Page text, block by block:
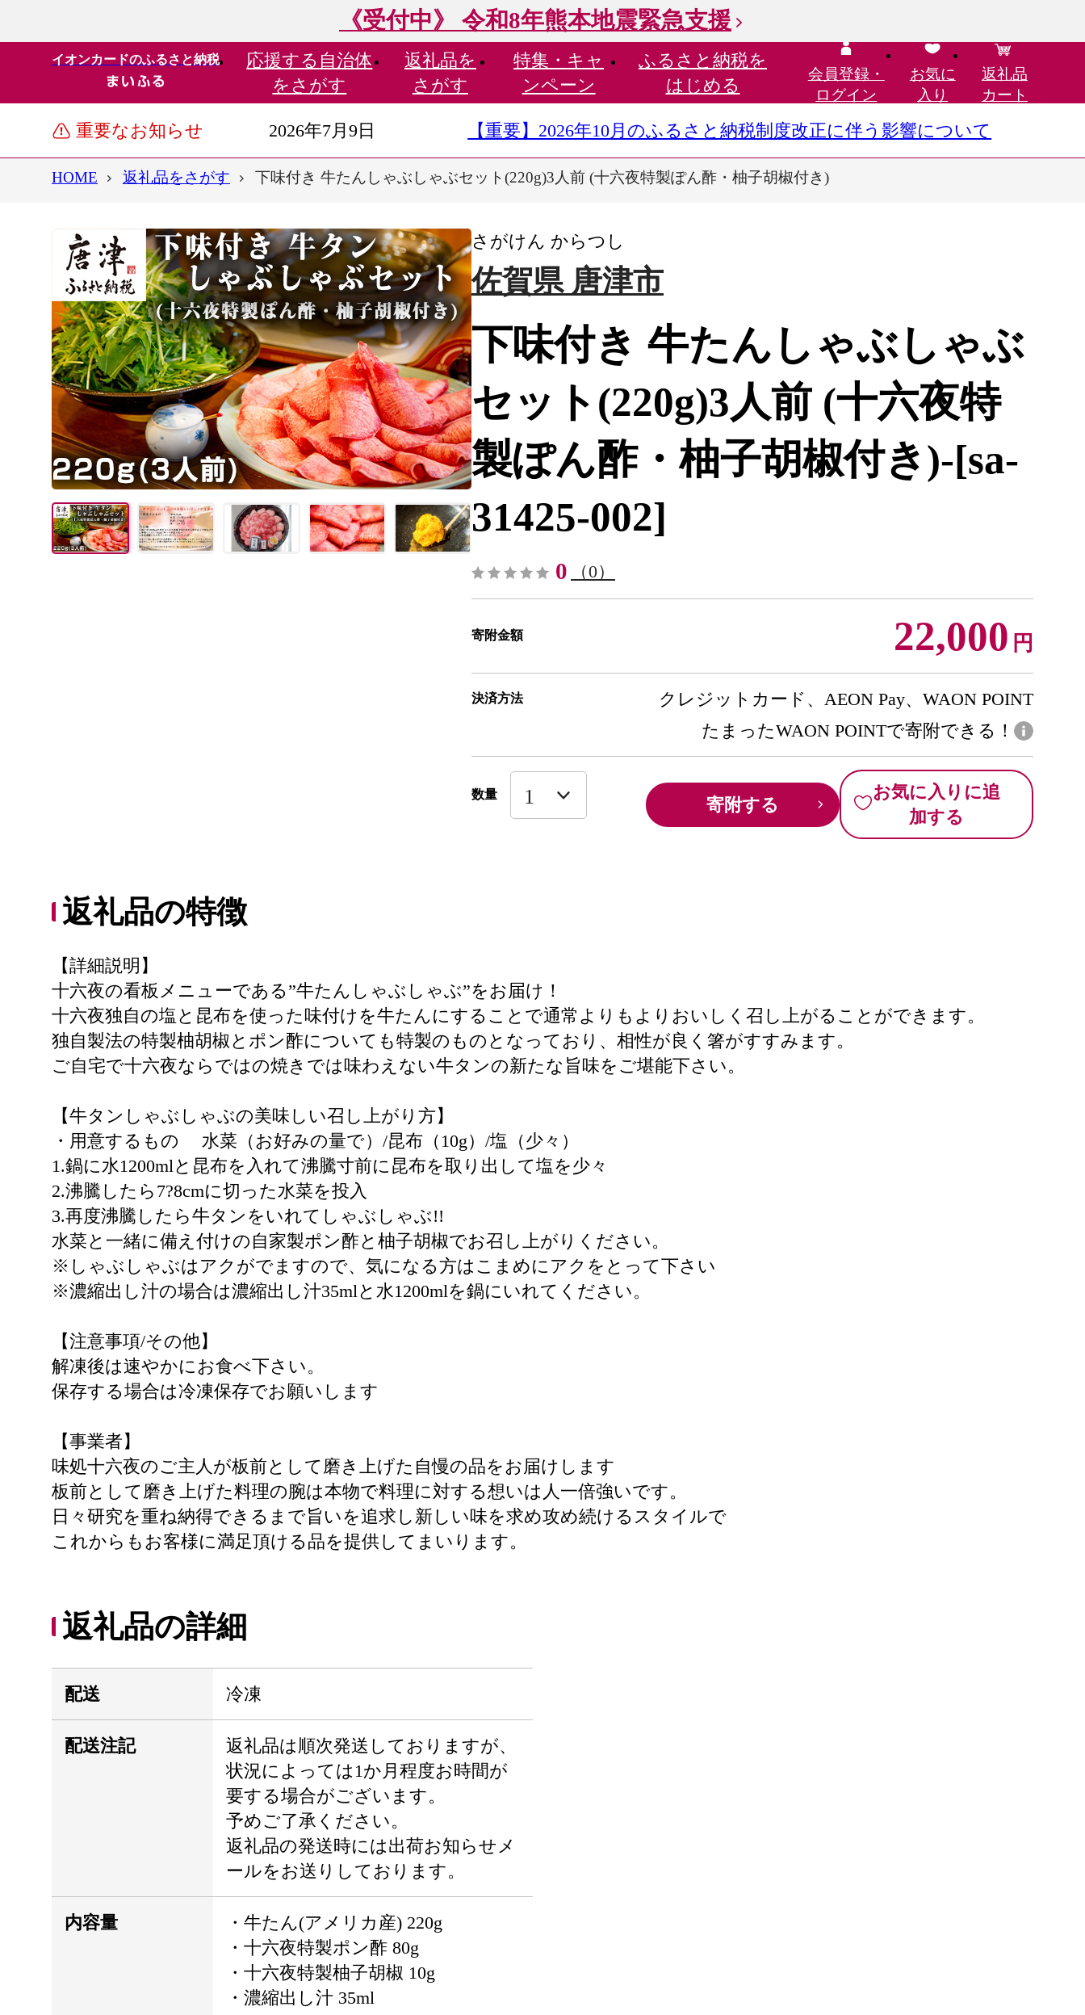
《受付中》 令和8年熊本地震緊急支援
イオンカードのふるさと納税 応援する 自治体
をさがす
返礼品を
さがす
特集・ キャ
ンペーン
ふるさと納税を
はじめる
会員登録・
ログイン
お気に
入り
返礼品
カート
重要なお知らせ 2026年7月9日 【重要】2026年10月のふるさと納税制度改正に伴う影響について
HOME 返礼品をさがす 下味付き 牛たんしゃぶしゃぶセット(220g)3人前 (十六夜特製ぽん酢・柚子胡椒付き)
さがけん からつし
佐賀県 唐津市
下味付き 牛たんしゃぶしゃぶ
セット(220g)3人前 (十六夜特
製ぽん酢・柚子胡椒付き)-[sa-
31425-002]
0 （0）
寄附金額 22,000 円
決済方法
クレジットカード、AEON Pay、WAON POINT
たまったWAON POINTで寄附できる！
数量 寄附する
お気に入りに追
加する
返礼品の特徴
【詳細説明】
十六夜の看板メニューである”牛たんしゃぶしゃぶ”をお届け！
十六夜独自の塩と昆布を使った味付けを牛たんにすることで通常よりもよりおいしく召し上がることができます。
独自製法の特製柚胡椒とポン酢についても特製のものとなっており、相性が良く箸がすすみます。
ご自宅で十六夜ならではの焼きでは味わえない牛タンの新たな旨味をご堪能下さい。
【牛タンしゃぶしゃぶの美味しい召し上がり方】
・用意するもの 水菜（お好みの量で）/昆布（10g）/塩（少々）
1.鍋に水1200mlと昆布を入れて沸騰寸前に昆布を取り出して塩を少々
2.沸騰したら7?8cmに切った水菜を投入
3.再度沸騰したら牛タンをいれてしゃぶしゃぶ!!
水菜と一緒に備え付けの自家製ポン酢と柚子胡椒でお召し上がりください。
※しゃぶしゃぶはアクがでますので、気になる方はこまめにアクをとって下さい
※濃縮出し汁の場合は濃縮出し汁35mlと水1200mlを鍋にいれてください。
【注意事項/その他】
解凍後は速やかにお食べ下さい。
保存する場合は冷凍保存でお願いします
【事業者】
味処十六夜のご主人が板前として磨き上げた自慢の品をお届けします
板前として磨き上げた料理の腕は本物で料理に対する想いは人一倍強いです。
日々研究を重ね納得できるまで旨いを追求し新しい味を求め攻め続けるスタイルで
これからもお客様に満足頂ける品を提供してまいります。
返礼品の詳細
配送 冷凍
配送注記
返礼品は順次発送しておりますが、
状況によっては1か月程度お時間が
要する場合がございます。
予めご了承ください。
返礼品の発送時には出荷お知らせメ
ールをお送りしております。
内容量
・牛たん(アメリカ産) 220g
・十六夜特製ポン酢 80g
・十六夜特製柚子胡椒 10g
・濃縮出し汁 35ml